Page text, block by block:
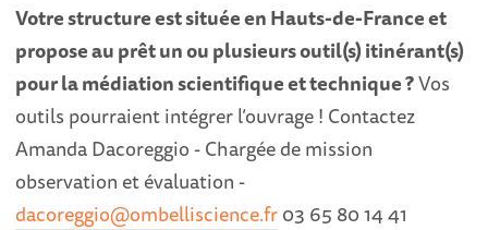
Votre structure est située en Hauts-de-France et
propose au prêt un ou plusieurs outil(s) itinérant(s)
pour la médiation scientifique et technique ?Vos
outils pourraient intégrer l’ouvrage ! Contactez
Amanda Dacoreggio - Chargée de mission
observation et évaluation -
dacoreggio@ombelliscience.fr03 65 80 14 41